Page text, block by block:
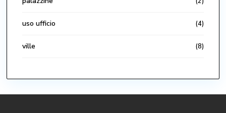
uso ufficio (4)
ville (8)